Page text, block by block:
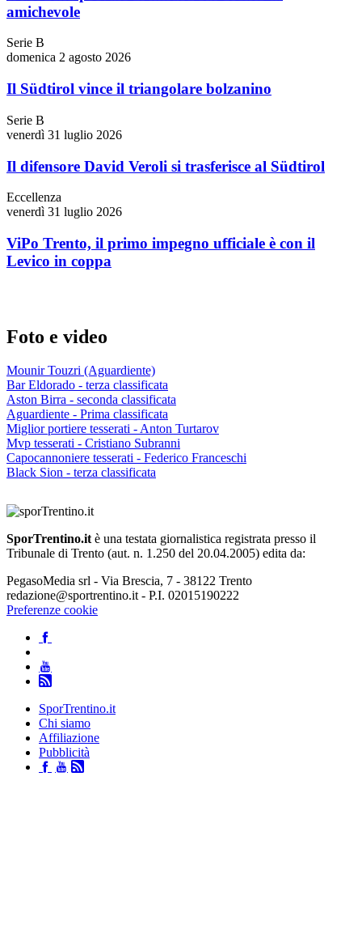
amichevole
Serie B
domenica 2 agosto 2026
Il Südtirol vince il triangolare bolzanino
Serie B
venerdì 31 luglio 2026
Il difensore David Veroli si trasferisce al Südtirol
Eccellenza
venerdì 31 luglio 2026
ViPo Trento, il primo impegno ufficiale è con il
Levico in coppa
Foto e video
Mounir Touzri (Aguardiente)
Bar Eldorado - terza classificata
Aston Birra - seconda classificata
Aguardiente - Prima classificata
Miglior portiere tesserati - Anton Turtarov
Mvp tesserati - Cristiano Subranni
Capocannoniere tesserati - Federico Franceschi
Black Sion - terza classificata
SporTrentino.itè una testata giornalistica registrata presso il
Tribunale di Trento (aut. n. 1.250 del 20.04.2005) edita da:
PegasoMedia srl - Via Brescia, 7 - 38122 Trento
redazione@sportrentino.it - P.I. 02015190222
Preferenze cookie
SporTrentino.it
Chi siamo
Affiliazione
Pubblicità